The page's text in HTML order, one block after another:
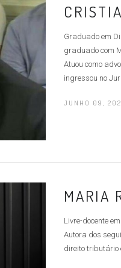
Graduado em
graduado com
Atuou como
ingressou no
JUNHO 09,
MARIA
Livre-docente
Autora dos
direito tributário